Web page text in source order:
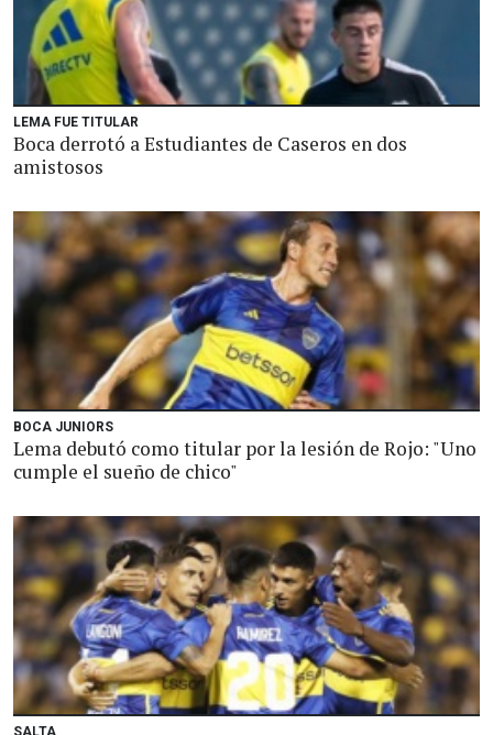
LEMA FUE TITULAR
Boca derrotó a Estudiantes de Caseros en dos
amistosos
BOCA JUNIORS
Lema debutó como titular por la lesión de Rojo: "Uno
cumple el sueño de chico"
SALTA